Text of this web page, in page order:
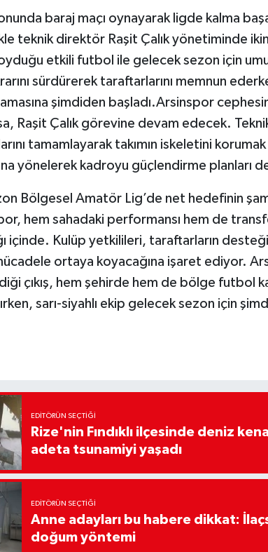
baraj maçı oynayarak ligde kalma
teknik direktör Raşit Çalık yönetiminde
etkili futbol ile gelecek sezon için
sürdürerek taraftarlarını memnun
şimdiden başladı.Arsinspor
Raşit Çalık görevine devam edecek.
tamamlayarak takımın iskeletini
yönelerek kadroyu güçlendirme planları
Bölgesel Amatör Lig’de net hedefinin
hem sahadaki performansı hem de
içinde. Kulüp yetkilileri, taraftarların
ortaya koyacağına işaret ediyor.
çıkış, hem şehirde hem de bölge futbol
sarı-siyahlı ekip gelecek sezon için
EDITÖRÜN SEÇTIĞI
Rize'nin Fındıklı ilçesinde deniz
adeta tsunamiyi yaşadı
EDITÖRÜN SEÇTIĞI
Anne adayları bu habere dikkat:
doğum yöntemi